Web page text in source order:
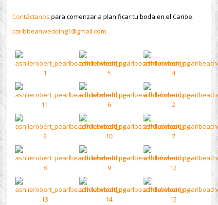
Contáctanos para comenzar a planificar tu boda en el Caribe.
caribbeanwedding1@gmail.com